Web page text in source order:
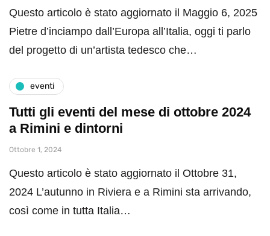
Questo articolo è stato aggiornato il Maggio 6, 2025
Pietre d’inciampo dall’Europa all’Italia, oggi ti parlo
del progetto di un’artista tedesco che…
eventi
Tutti gli eventi del mese di ottobre 2024
a Rimini e dintorni
Ottobre 1, 2024
Questo articolo è stato aggiornato il Ottobre 31,
2024 L’autunno in Riviera e a Rimini sta arrivando,
così come in tutta Italia…